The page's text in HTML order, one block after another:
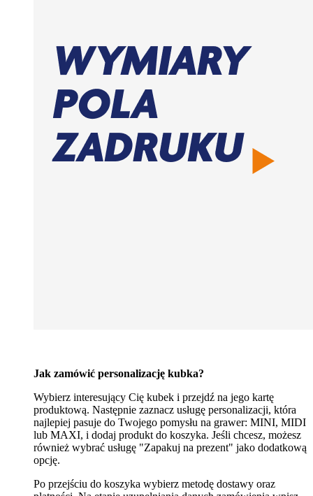
Jak zamówić personalizację kubka?
Wybierz interesujący Cię kubek i przejdź na jego kartę
produktową. Następnie zaznacz usługę personalizacji, która
najlepiej pasuje do Twojego pomysłu na grawer: MINI, MIDI
lub MAXI, i dodaj produkt do koszyka. Jeśli chcesz, możesz
również wybrać usługę "Zapakuj na prezent" jako dodatkową
opcję.
Po przejściu do koszyka wybierz metodę dostawy oraz